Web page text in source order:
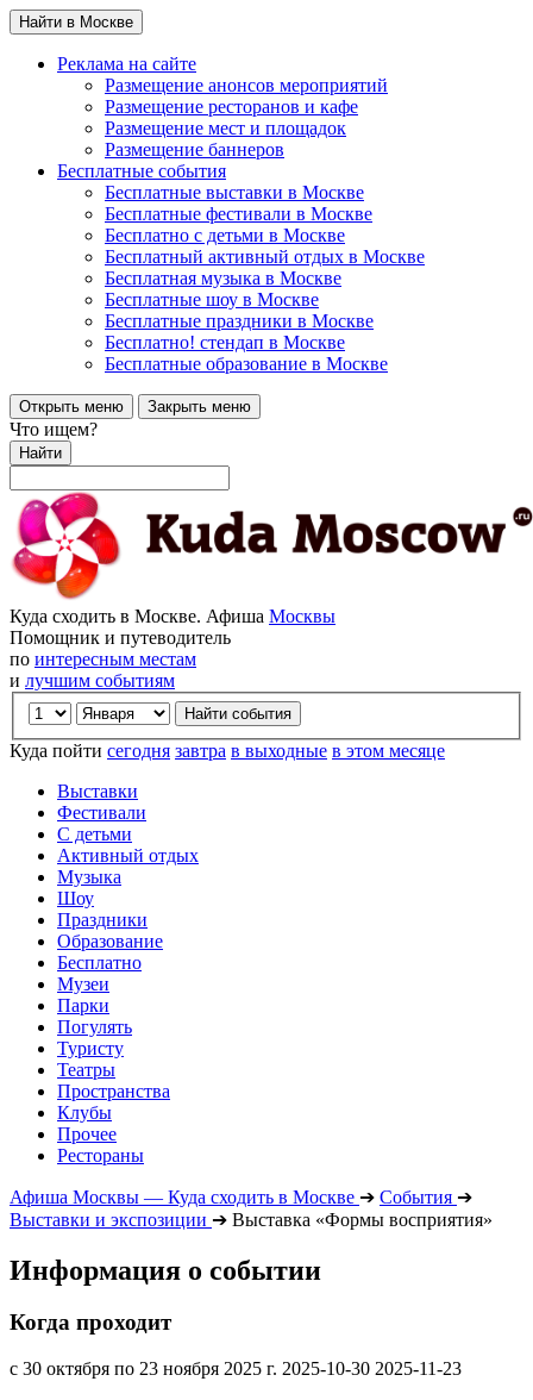
Найти в Москве
Реклама на сайте
Размещение анонсов мероприятий
Размещение ресторанов и кафе
Размещение мест и площадок
Размещение баннеров
Бесплатные события
Бесплатные выставки в Москве
Бесплатные фестивали в Москве
Бесплатно с детьми в Москве
Бесплатный активный отдых в Москве
Бесплатная музыка в Москве
Бесплатные шоу в Москве
Бесплатные праздники в Москве
Бесплатно! стендап в Москве
Бесплатные образование в Москве
Открыть меню Закрыть меню
Что ищем?
Найти
Куда сходить в Москве. Афиша Москвы
Помощник и путеводитель
по интересным местам
и лучшим событиям
Куда пойти сегодня завтра в выходные в этом месяце
Выставки
Фестивали
С детьми
Активный отдых
Музыка
Шоу
Праздники
Образование
Бесплатно
Музеи
Парки
Погулять
Туристу
Театры
Пространства
Клубы
Прочее
Рестораны
Афиша Москвы — Куда сходить в Москве ➔ События ➔
Выставки и экспозиции ➔ Выставка «Формы восприятия»
Информация о событии
Когда проходит
с 30 октября по 23 ноября 2025 г. 2025-10-30 2025-11-23